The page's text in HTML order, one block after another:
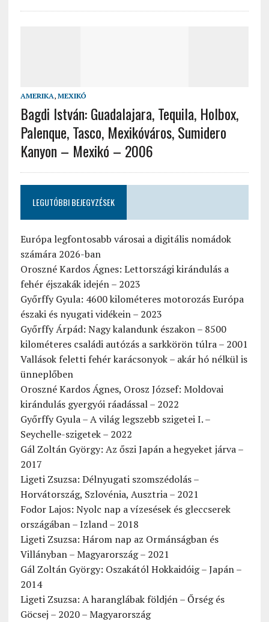
AMERIKA, MEXIKÓ
Bagdi István: Guadalajara, Tequila, Holbox,
Palenque, Tasco, Mexikóváros, Sumidero
Kanyon – Mexikó – 2006
LEGUTÓBBI BEJEGYZÉSEK
Európa legfontosabb városai a digitális nomádok
számára 2026-ban
Oroszné Kardos Ágnes: Lettországi kirándulás a
fehér éjszakák idején – 2023
Győrffy Gyula: 4600 kilométeres motorozás Európa
északi és nyugati vidékein – 2023
Győrffy Árpád: Nagy kalandunk északon – 8500
kilométeres családi autózás a sarkkörön túlra – 2001
Vallások feletti fehér karácsonyok – akár hó nélkül is
ünneplőben
Oroszné Kardos Ágnes, Orosz József: Moldovai
kirándulás gyergyói ráadással – 2022
Győrffy Gyula – A világ legszebb szigetei I. –
Seychelle-szigetek – 2022
Gál Zoltán György: Az őszi Japán a hegyeket járva –
2017
Ligeti Zsuzsa: Délnyugati szomszédolás –
Horvátország, Szlovénia, Ausztria – 2021
Fodor Lajos: Nyolc nap a vízesések és gleccserek
országában – Izland – 2018
Ligeti Zsuzsa: Három nap az Ormánságban és
Villányban – Magyarország – 2021
Gál Zoltán György: Oszakától Hokkaidóig – Japán –
2014
Ligeti Zsuzsa: A haranglábak földjén – Őrség és
Göcsej – 2020 – Magyarország